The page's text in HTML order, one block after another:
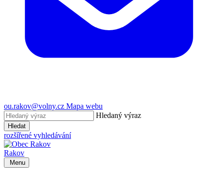
ou.rakov@volny.cz Mapa webu
Hledaný výraz
Hledat
rozšířené vyhledávání
Rakov
Menu